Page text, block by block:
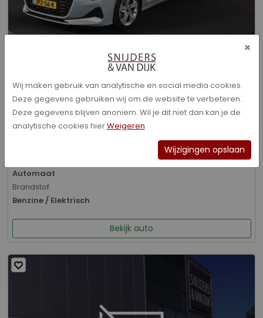
Audi A3 - Sportback 40 TFSI e Advanced edition
Bouwjaar
01-2026
Kilometerstand
Automaat
Brandstof
Benzine / Elektrisch
Bekijk auto
×
Wij maken gebruik van analytische en social media cookies.
Deze gegevens gebruiken wij om de website te verbeteren.
Deze gegevens blijven anoniem. Wil je dit niet dan kan je de
analytische cookies hierWeigeren
Wijzigingen opslaan